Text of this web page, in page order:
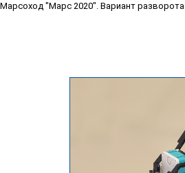
Марсоход "Марс 2020". Вариант разворота